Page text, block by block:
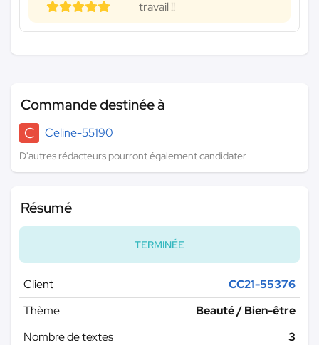
travail !!
Commande destinée à
C
Celine-55190
D'autres rédacteurs pourront également candidater
Résumé
TERMINÉE
Client
CC21-55376
Thème
Beauté / Bien-être
Nombre de textes
3